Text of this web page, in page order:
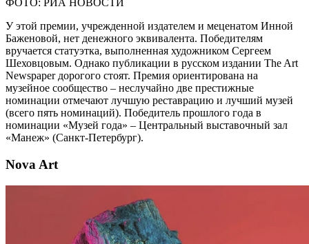
ФОТО: РИА НОВОСТИ
У этой премии, учрежденной издателем и меценатом Инной
Баженовой, нет денежного эквивалента. Победителям
вручается статуэтка, выполненная художником Сергеем
Шеховцовым. Однако публикации в русском издании The Art
Newspaper дорогого стоят. Премия ориентирована на
музейное сообщество – неслучайно две престижные
номинации отмечают лучшую реставрацию и лучший музей
(всего пять номинаций). Победитель прошлого года в
номинации «Музей года» – Центральный выставочный зал
«Манеж» (Санкт-Петербург).
Nova Art